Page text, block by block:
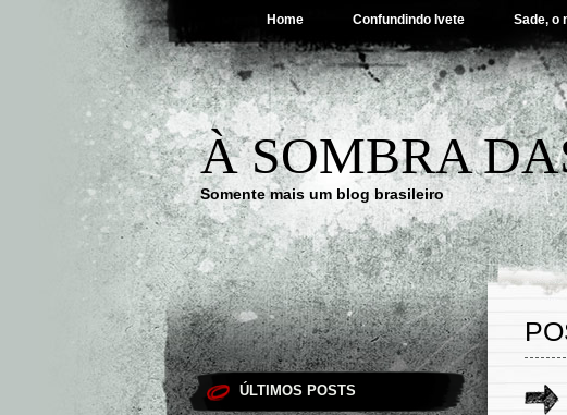
Home Confundindo Ivete Sade, o
À SOMBRA
Somente mais um blog brasileiro
ÚLTIMOS POSTS